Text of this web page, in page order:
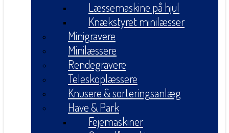
Læssemaskine på hjul
Knækstyret minilæsser
Minigravere
Minilæssere
Rendegravere
Teleskoplæssere
Knusere & sorteringsanlæg
Have & Park
Fejemaskiner